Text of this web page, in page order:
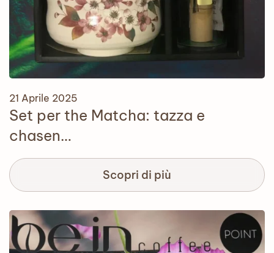
21 Aprile 2025
Set per the Matcha: tazza e
chasen…
Scopri di più